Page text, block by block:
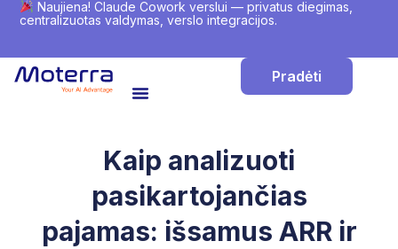
Naujiena! Claude Cowork verslui — privatus diegimas,
centralizuotas valdymas, verslo integracijos.
Pradėti
Kaip analizuoti
pasikartojančias
pajamas: išsamus ARR ir